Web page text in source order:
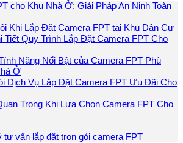
cho Khu Nhà Ở: Giải Pháp An Ninh Toàn
Khi Lắp Đặt Camera FPT tại Khu Dân Cư
Tiết Quy Trình Lắp Đặt Camera FPT Cho
Năng Nổi Bật của Camera FPT Phù
Ở
Dịch Vụ Lắp Đặt Camera FPT Ưu Đãi Cho
Trọng Khi Lựa Chọn Camera FPT Cho
tư vấn lắp đặt trọn gói camera FPT